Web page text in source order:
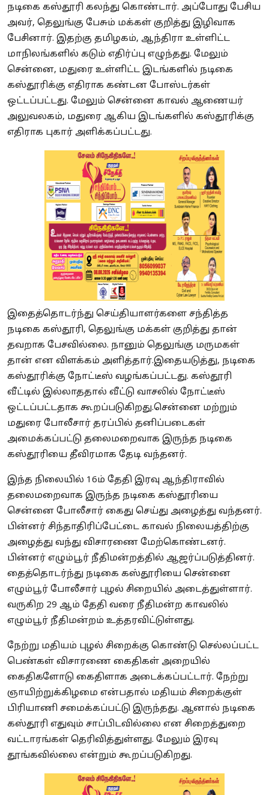
நடிகை கஸ்தூரி கலந்து கொண்டார். அப்போது பேசிய
அவர், தெலுங்கு பேசும் மக்கள் குறித்து இழிவாக
பேசினார். இதற்கு தமிழகம், ஆந்திரா உள்ளிட்ட
மாநிலங்களில் கடும் எதிர்ப்பு எழுந்தது. மேலும்
சென்னை, மதுரை உள்ளிட்ட இடங்களில் நடிகை
கஸ்தூரிக்கு எதிராக கண்டன போஸ்டர்கள்
ஒட்டப்பட்டது. மேலும் சென்னை காவல் ஆணையர்
அலுவலகம், மதுரை ஆகிய இடங்களில் கஸ்தூரிக்கு
எதிராக புகார் அளிக்கப்பட்டது.
இதைத்தொடர்ந்து செய்தியாளர்களை சந்தித்த
நடிகை கஸ்தூரி, தெலுங்கு மக்கள் குறித்து தான்
தவறாக பேசவில்லை. நானும் தெலுங்கு மருமகள்
தான் என விளக்கம் அளித்தார்.இதையடுத்து, நடிகை
கஸ்தூரிக்கு நோட்டீஸ் வழங்கப்பட்டது. கஸ்தூரி
வீட்டில் இல்லாததால் வீட்டு வாசலில் நோட்டீஸ்
ஒட்டப்பட்டதாக கூறப்படுகிறது.சென்னை மற்றும்
மதுரை போலீசார் தரப்பில் தனிப்படைகள்
அமைக்கப்பட்டு தலைமறைவாக இருந்த நடிகை
கஸ்தூரியை தீவிரமாக தேடி வந்தனர்.
இந்த நிலையில் 16ம் தேதி இரவு ஆந்திராவில்
தலைமறைவாக இருந்த நடிகை கஸ்தூரியை
சென்னை போலீசார் கைது செய்து அழைத்து வந்தனர்.
பின்னர் சிந்தாதிரிப்பேட்டை காவல் நிலையத்திற்கு
அழைத்து வந்து விசாரணை மேற்கொண்டனர்.
பின்னர் எழும்பூர் நீதிமன்றத்தில் ஆஜர்ப்படுத்தினர்.
தைத்தொடர்ந்து நடிகை கஸ்தூரியை சென்னை
எழும்பூர் போலீசார் புழல் சிறையில் அடைத்துள்ளார்.
வருகிற 29 ஆம் தேதி வரை நீதிமன்ற காவலில்
எழும்பூர் நீதிமன்றம் உத்தரவிட்டுள்ளது.
நேற்று மதியம் புழல் சிறைக்கு கொண்டு செல்லப்பட்ட
பெண்கள் விசாரணை கைதிகள் அறையில்
கைதிகளோடு கைதிளாக அடைக்கப்பட்டார். நேற்று
ஞாயிற்றுக்கிழமை என்பதால் மதியம் சிறைக்குள்
பிரியாணி சமைக்கப்பட்டு இருந்தது. ஆனால் நடிகை
கஸ்தூரி எதுவும் சாப்பிடவில்லை என சிறைத்துறை
வட்டாரங்கள் தெரிவித்துள்ளது. மேலும் இரவு
தூங்கவில்லை என்றும் கூறப்படுகிறது.